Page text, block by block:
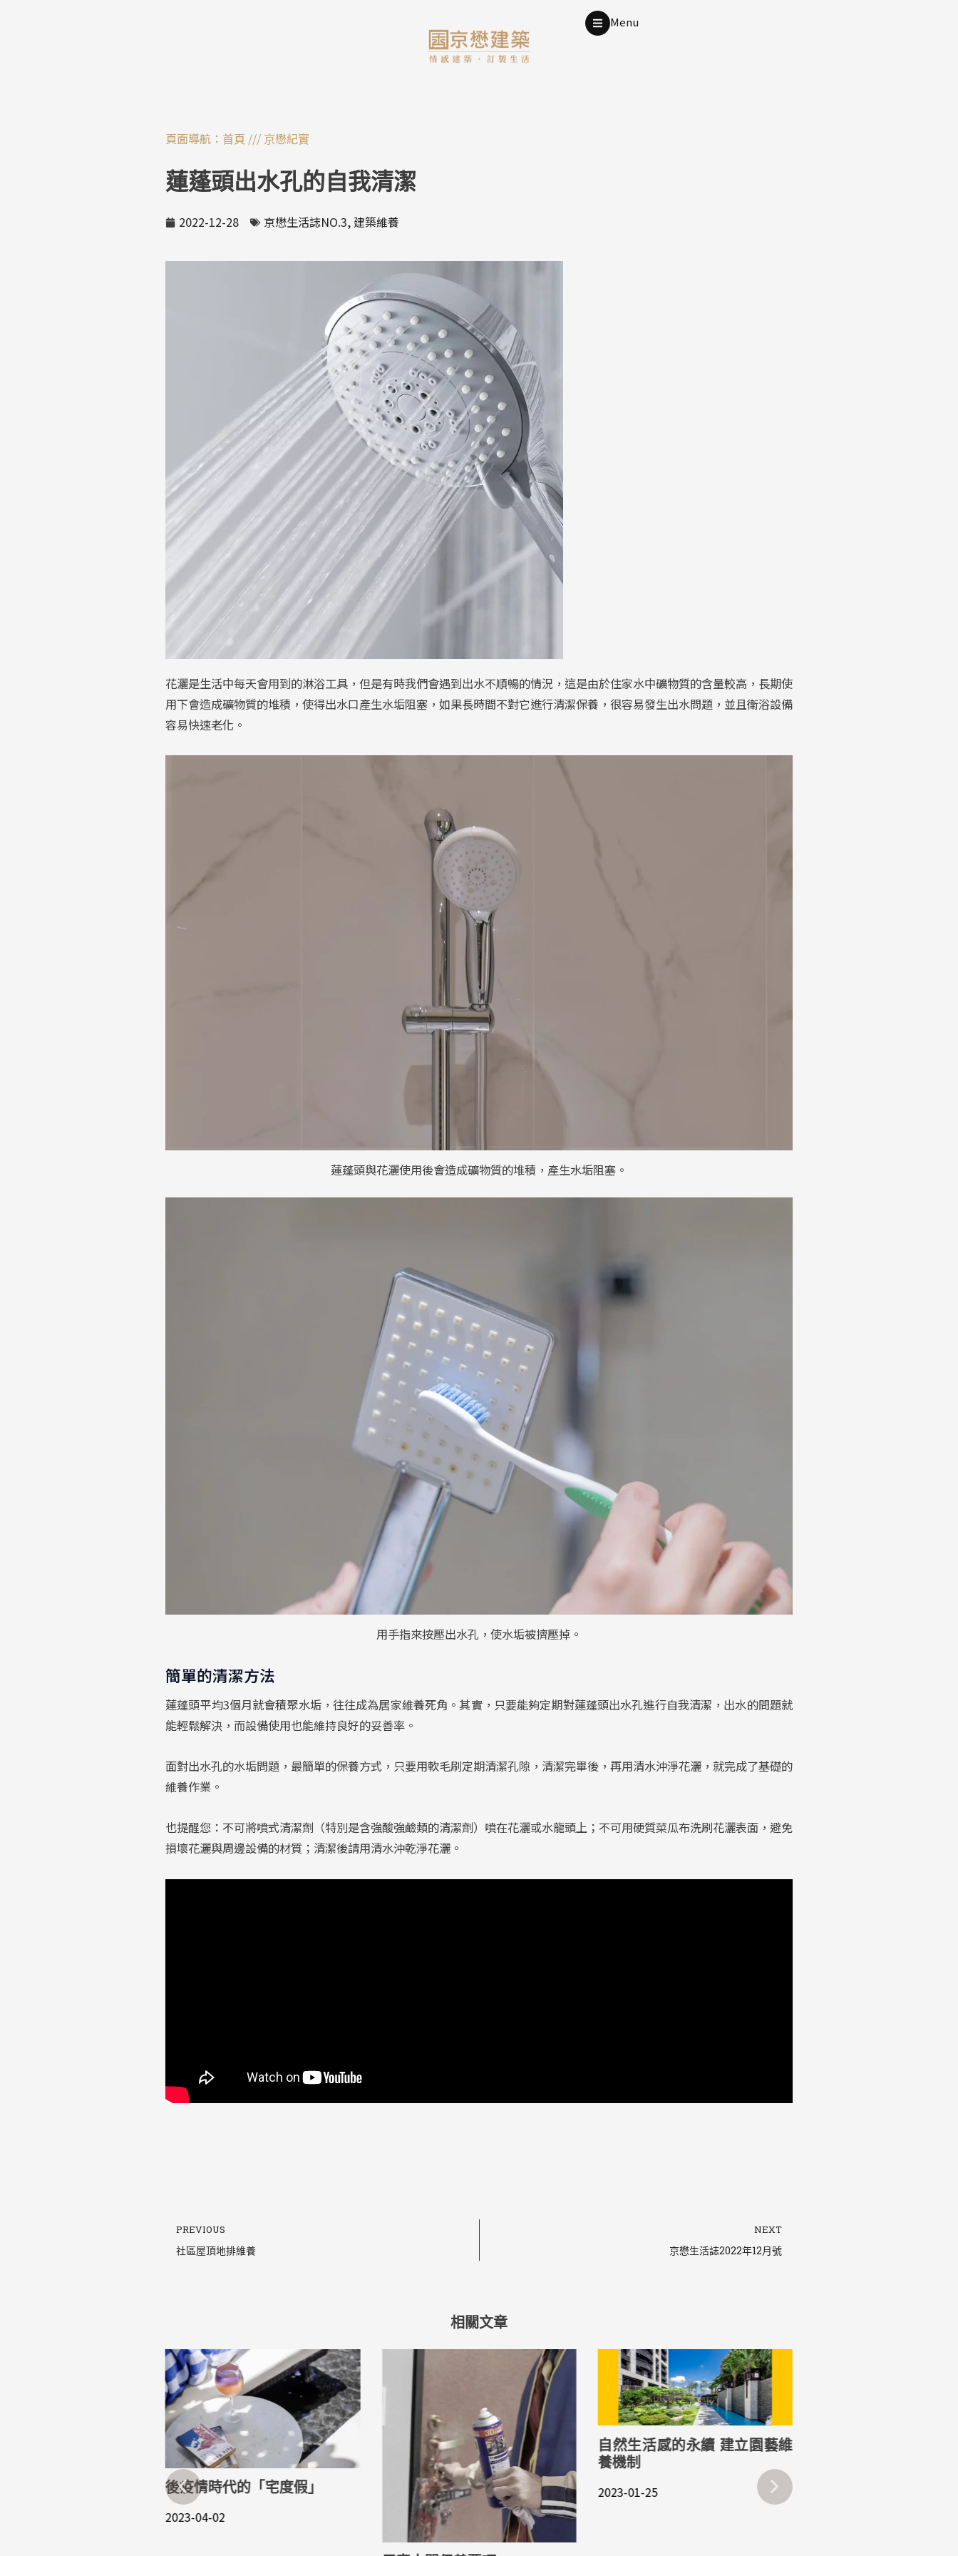
Menu
頁面導航： 首頁 /// 京懋紀實
蓮蓬頭出水孔的自我清潔
2022-12-28 京懋生活誌NO.3, 建築維養
花灑是生活中每天會用到的淋浴工具，但是有時我們會遇到出水不順暢的情況，這是由於住家水中礦物質的含量較高，長期使
用下會造成礦物質的堆積，使得出水口產生水垢阻塞，如果長時間不對它進行清潔保養，很容易發生出水問題，並且衛浴設備
容易快速老化。
蓮蓬頭與花灑使用後會造成礦物質的堆積，產生水垢阻塞。
用手指來按壓出水孔，使水垢被擠壓掉。
簡單的清潔方法
蓮蓬頭平均3個月就會積聚水垢，往往成為居家維養死角。其實，只要能夠定期對蓮蓬頭出水孔進行自我清潔，出水的問題就
能輕鬆解決，而設備使用也能維持良好的妥善率。
面對出水孔的水垢問題，最簡單的保養方式，只要用軟毛刷定期清潔孔隙，清潔完畢後，再用清水沖淨花灑，就完成了基礎的
維養作業。
也提醒您：不可將噴式清潔劑（特別是含強酸強鹼類的清潔劑）噴在花灑或水龍頭上；不可用硬質菜瓜布洗刷花灑表面，避免
損壞花灑與周邊設備的材質；清潔後請用清水沖乾淨花灑。
上一頁
PREVIOUS
社區屋頂地排維養
NEXT
京懋生活誌2022年12月號
相關文章
後疫情時代的「宅度假」
2023-04-02
自然生活感的永續 建立園藝維
養機制
2023-01-25